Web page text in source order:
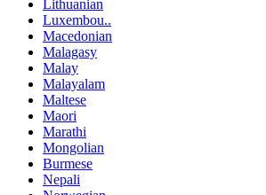
Lithuanian
Luxembou..
Macedonian
Malagasy
Malay
Malayalam
Maltese
Maori
Marathi
Mongolian
Burmese
Nepali